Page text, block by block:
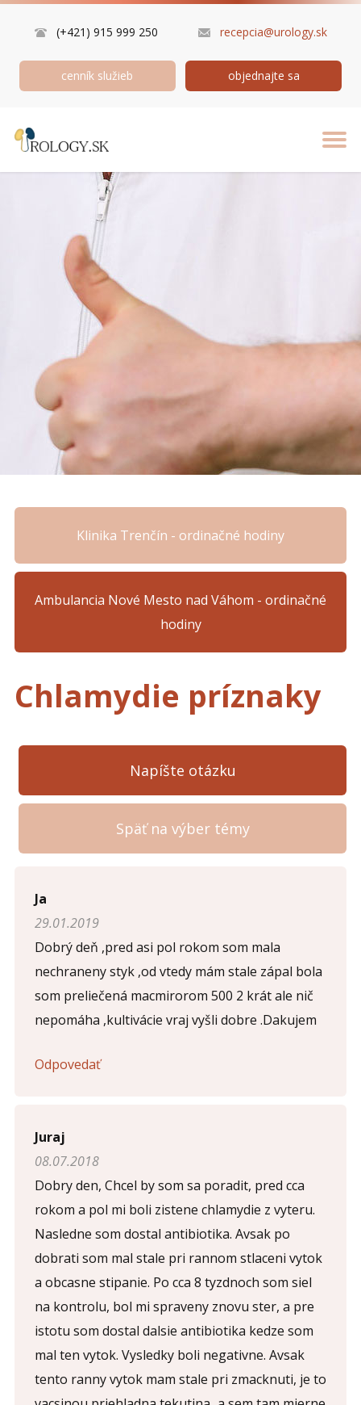
(+421) 915 999 250 recepcia@urology.sk
cenník služieb objednajte sa
Klinika Trenčín - ordinačné hodiny
Ambulancia Nové Mesto nad Váhom - ordinačné
hodiny
Chlamydie príznaky
Napíšte otázku
Späť na výber témy
Napíšte otázku
Meno (* )
Komentár (*)
Ja
29.01.2019
Dobrý deň ,pred asi pol rokom som mala
nechraneny styk ,od vtedy mám stale zápal bola
som preliečená macmirorom 500 2 krát ale nič
nepomáha ,kultivácie vraj vyšli dobre .Dakujem
Odpovedať
Juraj
08.07.2018
Dobry den, Chcel by som sa poradit, pred cca
rokom a pol mi boli zistene chlamydie z vyteru.
Nasledne som dostal antibiotika. Avsak po
dobrati som mal stale pri rannom stlaceni vytok
a obcasne stipanie. Po cca 8 tyzdnoch som siel
na kontrolu, bol mi spraveny znovu ster, a pre
istotu som dostal dalsie antibiotika kedze som
mal ten vytok. Vysledky boli negativne. Avsak
tento ranny vytok mam stale pri zmacknuti, je to